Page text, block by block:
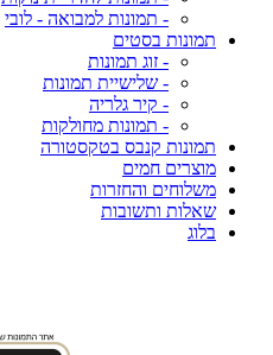
- תמונות למבואה - לובי
תמונות בסטים
- זוג תמונות
- שלישיית תמונות
- קיר גלריה
- תמונות מחולקות
תמונות קנבס בטקסטורה
מוצרים חמים
משלוחים והחזרות
שאלות ותשובות
בלוג